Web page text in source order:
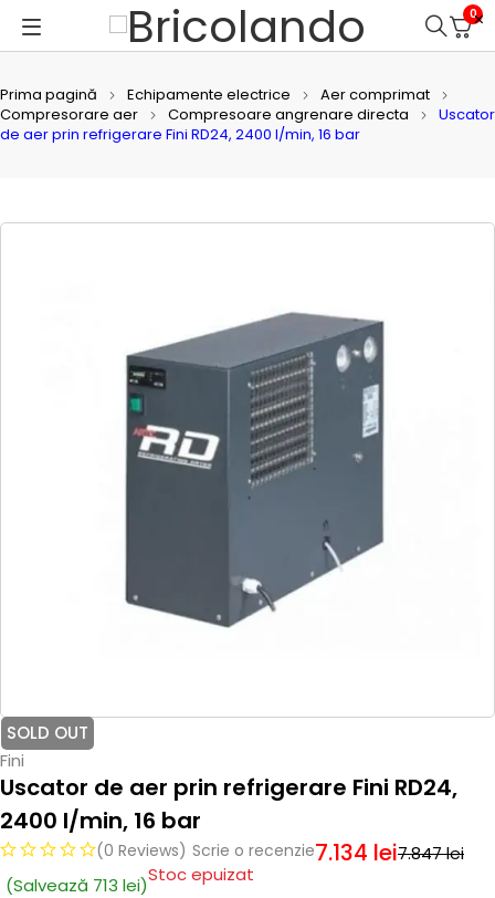
0
Prima pagină Echipamente electrice
Aer comprimat
Compresorare aer
Compresoare angrenare directa
Uscator
de aer prin refrigerare Fini RD24, 2400 l/min, 16 bar
SOLD OUT
Fini
Uscator de aer prin refrigerare Fini RD24,
2400 l/min, 16 bar
(0 Reviews) Scrie o recenzie 7.847lei
7.134 lei
(Salvează 713 lei)Stoc epuizat